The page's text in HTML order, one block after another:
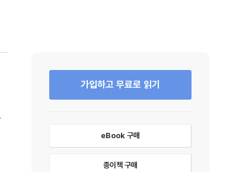
가입하고 무료로 읽기
eBook 구매
종이책 구매